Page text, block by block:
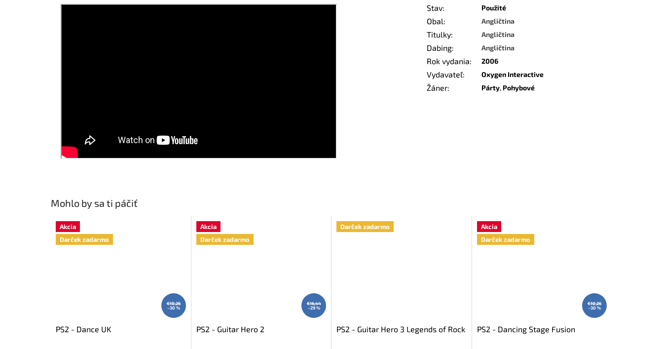
Mohlo by sa ti páčiť
Akcia
Darček zadarmo
€10,26
–30 %
PS2 - Dance UK
Akcia
Darček zadarmo
€16,44
–29 %
PS2 - Guitar Hero 2
Darček zadarmo
PS2 - Guitar Hero 3 Legends of Rock
Akcia
Darček zadarmo
€10,26
–30 %
PS2 - Dancing Stage Fusion
Stav: Použité
Obal: Angličtina
Titulky: Angličtina
Dabing: Angličtina
Rok vydania: 2006
Vydavateľ: Oxygen Interactive
Žáner: Párty, Pohybové